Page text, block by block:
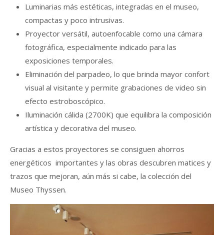
Luminarias más estéticas, integradas en el museo,
compactas y poco intrusivas.
Proyector versátil, autoenfocable como una cámara
fotográfica, especialmente indicado para las
exposiciones temporales.
Eliminación del parpadeo, lo que brinda mayor confort
visual al visitante y permite grabaciones de video sin
efecto estroboscópico.
Iluminación cálida (2700K) que equilibra la composición
artística y decorativa del museo.
Gracias a estos proyectores se consiguen ahorros
energéticos importantes y las obras descubren matices y
trazos que mejoran, aún más si cabe, la colección del
Museo Thyssen.